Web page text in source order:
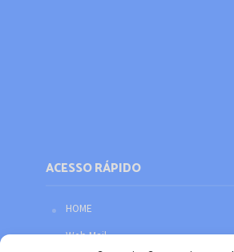
ACESSO RÁPIDO
HOME
Web Mail